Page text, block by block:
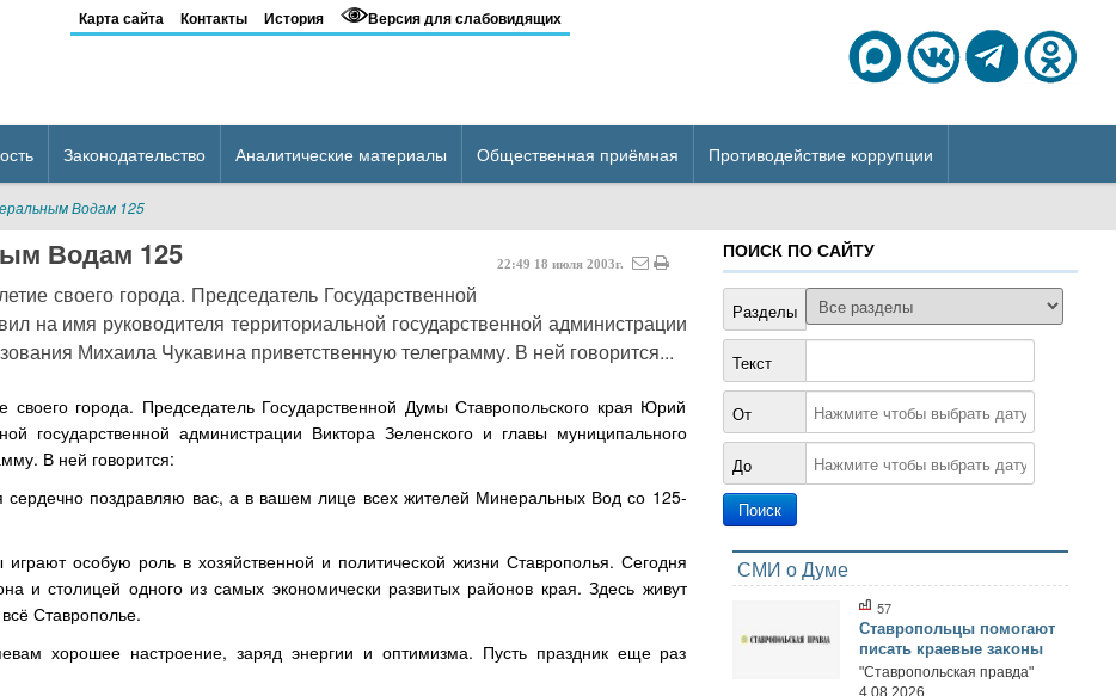
Карта сайта Контакты История Версия для слабовидящих
Законодательство Аналитические материалы Общественная приёмная Противодействие коррупции
Водам 125
Водам 125 22:49 18 июля 2003г.
своего города. Председатель Государственной
на имя руководителя территориальной государственной администрации
Михаила Чукавина приветственную телеграмму. В ней говорится...
города. Председатель Государственной Думы Ставропольского края Юрий
государственной администрации Виктора Зеленского и главы муниципального
В ней говорится:
сердечно поздравляю вас, а в вашем лице всех жителей Минеральных Вод со 125-
особую роль в хозяйственной и политической жизни Ставрополья. Сегодня
и столицей одного из самых экономически развитых районов края. Здесь живут
Ставрополье.
хорошее настроение, заряд энергии и оптимизма. Пусть праздник еще раз
ПОИСК ПО САЙТУ
Разделы
Текст
От
До
СМИ о Думе
57
Ставропольцы помогают
писать краевые законы
"Ставропольская правда"
4.08.2026